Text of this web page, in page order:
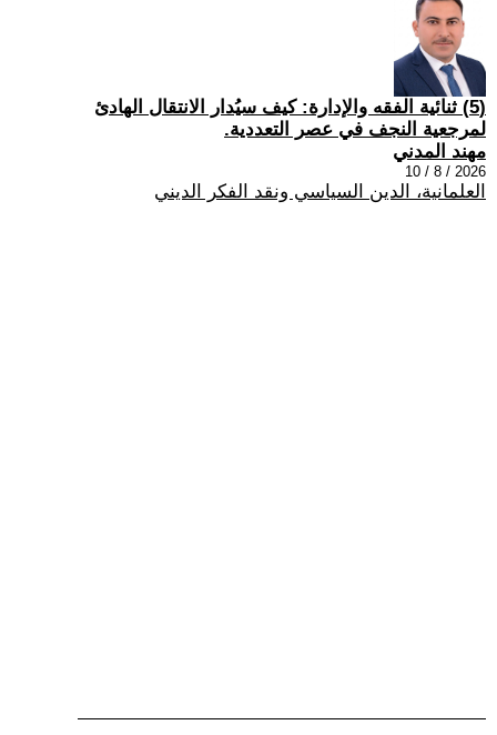
(5) ثنائية الفقه والإدارة: كيف سيُدار الانتقال الهادئ
لمرجعية النجف في عصر التعددية.
مهند المدني
2026 / 8 / 10
العلمانية، الدين السياسي ونقد الفكر الديني